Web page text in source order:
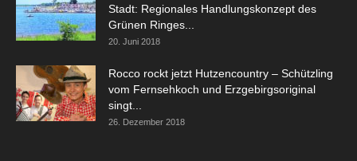
Stadt: Regionales Handlungskonzept des
Grünen Ringes...
20. Juni 2018
Rocco rockt jetzt Hutzencountry – Schützling
vom Fernsehkoch und Erzgebirgsoriginal
singt...
26. Dezember 2018